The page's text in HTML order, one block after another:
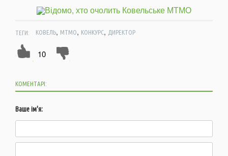
ТЕГИ: КОВЕЛЬ, МТМО, КОНКУРС, ДИРЕКТОР
10
КОМЕНТАРІ:
Ваше ім'я: